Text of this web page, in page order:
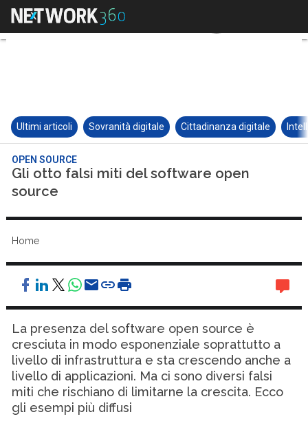
Ultimi articoli Sovranità digitale Cittadinanza digitale
OPEN SOURCE
Gli otto falsi miti del software open
source
Home
La presenza del software open source è
cresciuta in modo esponenziale soprattutto a
livello di infrastruttura e sta crescendo anche a
livello di applicazioni. Ma ci sono diversi falsi
miti che rischiano di limitarne la crescita. Ecco
gli esempi più diffusi